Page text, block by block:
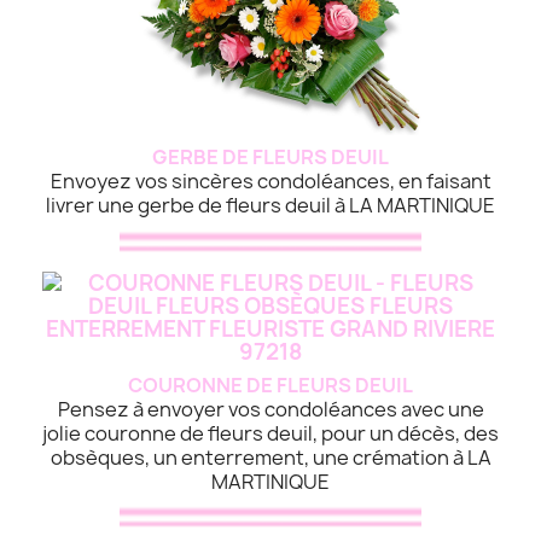
GERBE DE FLEURS DEUIL
Envoyez vos sincères condoléances, en faisant
livrer une gerbe de fleurs deuil à LA MARTINIQUE
COURONNE DE FLEURS DEUIL
Pensez à envoyer vos condoléances avec une
jolie couronne de fleurs deuil, pour un décès, des
obsèques, un enterrement, une crémation à LA
MARTINIQUE